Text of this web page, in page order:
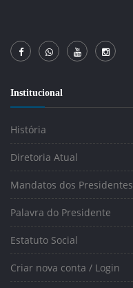
Institucional
História
Diretoria Atual
Mandatos dos Presidentes
Palavra do Presidente
Estatuto Social
Criar nova conta / Login